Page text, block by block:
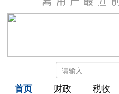
首页 财政 税收